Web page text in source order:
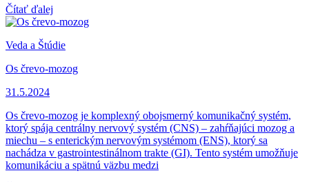
Čítať ďalej
Veda a Štúdie
Os črevo-mozog
31.5.2024
Os črevo-mozog je komplexný obojsmerný komunikačný systém,
ktorý spája centrálny nervový systém (CNS) – zahŕňajúci mozog a
miechu – s enterickým nervovým systémom (ENS), ktorý sa
nachádza v gastrointestinálnom trakte (GI). Tento systém umožňuje
komunikáciu a spätnú väzbu medzi